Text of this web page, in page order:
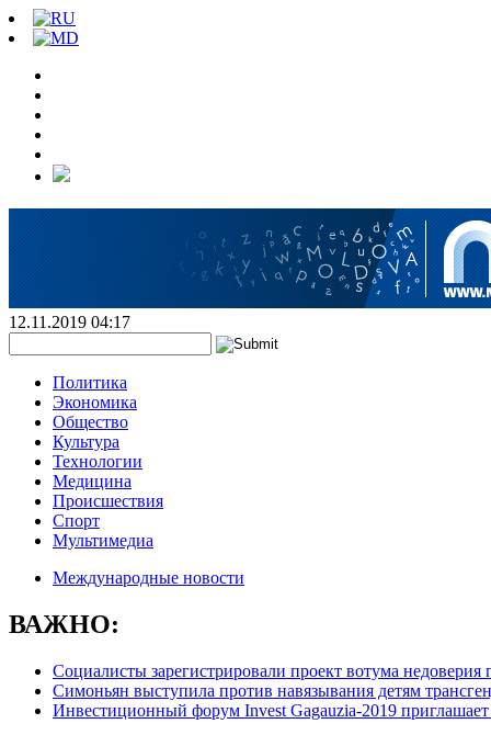
12.11.2019 04:17
Политика
Экономика
Общество
Культура
Технологии
Медицина
Происшествия
Спорт
Мультимедиа
Международные новости
ВАЖНО:
Социалисты зарегистрировали проект вотума
Симоньян выступила против навязывания детям
Инвестиционный форум Invest Gagauzia-2019